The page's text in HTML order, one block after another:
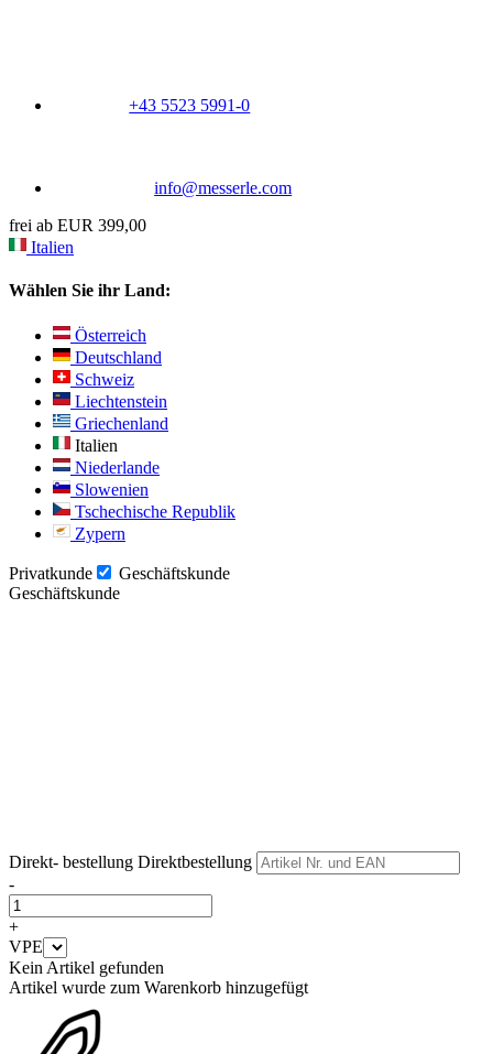
+43 5523 5991-0
info@messerle.com
frei ab EUR 399,00
Italien
Wählen Sie ihr Land:
Österreich
Deutschland
Schweiz
Liechtenstein
Griechenland
Italien
Niederlande
Slowenien
Tschechische Republik
Zypern
Privatkunde
Geschäftskunde
Geschäftskunde
Direkt- bestellung Direktbestellung
-
+
VPE
Kein Artikel gefunden
Artikel wurde zum Warenkorb hinzugefügt